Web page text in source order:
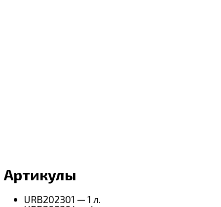
Артикулы
URB202301 — 1 л.